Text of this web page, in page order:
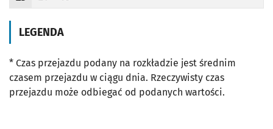
Godzina odjazdu
Odjazd
minut po godzinie 23
Odjazd
minut po godzinie 23
LEGENDA
* Czas przejazdu podany na rozkładzie jest średnim
czasem przejazdu w ciągu dnia. Rzeczywisty czas
przejazdu może odbiegać od podanych wartości.